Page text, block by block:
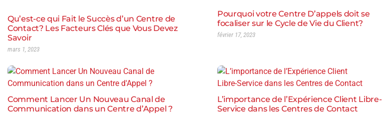
Qu’est-ce qui Fait le Succès d’un Centre de
Contact? Les Facteurs Clés que Vous Devez
Savoir
mars 1, 2023
Pourquoi votre Centre D’appels doit se
focaliser sur le Cycle de Vie du Client?
février 17, 2023
Comment Lancer Un Nouveau Canal de
Communication dans un Centre d’Appel ?
L’importance de l’Expérience Client Libre-
Service dans les Centres de Contact